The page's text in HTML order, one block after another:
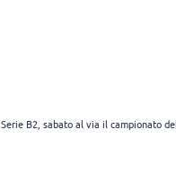
Serie B2, sabato al via il campionato